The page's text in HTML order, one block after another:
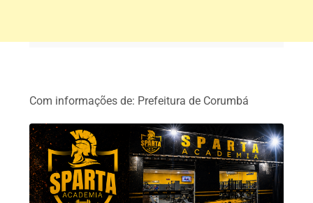
Com informações de: Prefeitura de Corumbá